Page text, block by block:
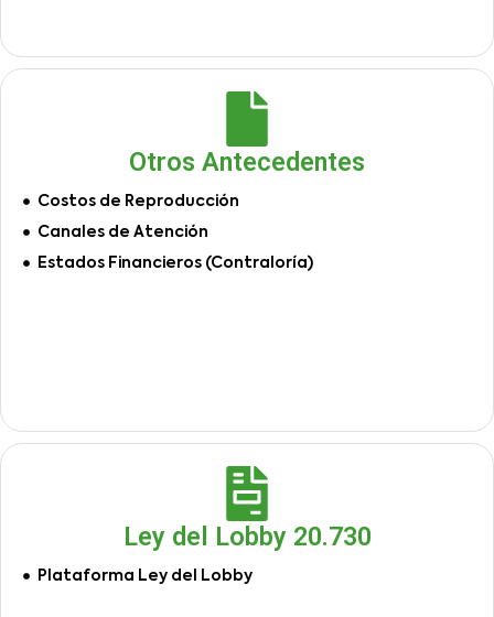
Otros Antecedentes
Costos de Reproducción
Canales de Atención
Estados Financieros (Contraloría)
Ley del Lobby 20.730
Plataforma Ley del Lobby